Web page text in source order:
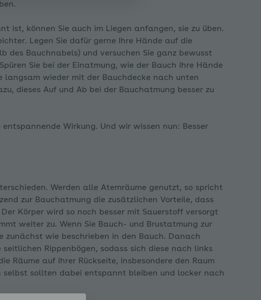
ist, können Sie auch im Liegen anfangen, sie zu üben.
Legen Sie dafür gerne Ihre Hände auf die
des Bauchnabels) und versuchen Sie ganz bewusst
Sie bei der Einatmung, wie der Bauch Ihre Hände
langsam wieder mit der Bauchdecke nach unten
dieses Auf und Ab bei der Bauchatmung besser zu
Wirkung. Und wir wissen nun: Besser
Werden alle Atemräume genutzt, so spricht
zur Bauchatmung die zusätzlichen Vorteile, dass
Körper wird so noch besser mit Sauerstoff versorgt
weiter zu. Wenn Sie Bauch- und Brustatmung zur
wie beschrieben in den Bauch. Danach
Rippenbögen, sodass sich diese nach links
Räume auf Ihrer Rückseite, insbesondere den Raum
sollten dabei entspannt bleiben und locker nach